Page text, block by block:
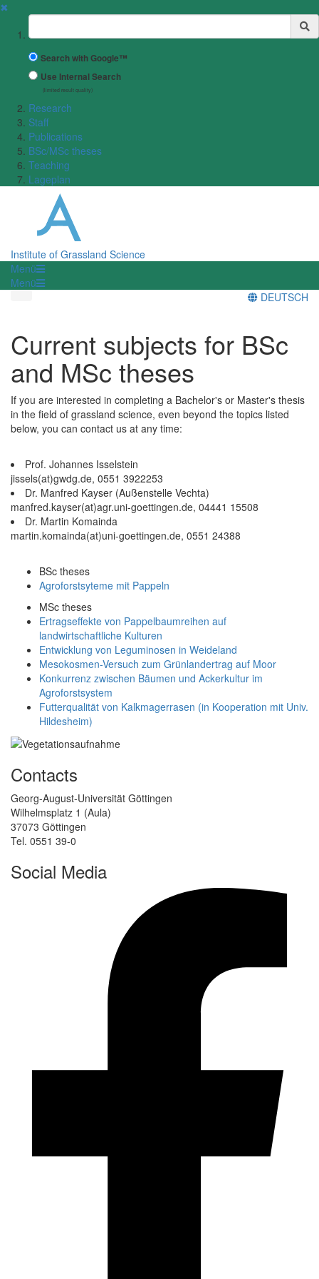
✖
Suchbegriff
Search with Google™
Use Internal Search
(limited result quality)
Research
Staff
Publications
BSc/MSc theses
Teaching
Lageplan
Institute of Grassland Science
Menü
Menü
DEUTSCH
Current subjects for BSc
and MSc theses
If you are interested in completing a Bachelor's or Master's thesis
in the field of grassland science, even beyond the topics listed
below, you can contact us at any time:
Prof. Johannes Isselstein
jissels(at)gwdg.de, 0551 3922253
Dr. Manfred Kayser (Außenstelle Vechta)
manfred.kayser(at)agr.uni-goettingen.de, 04441 15508
Dr. Martin Komainda
martin.komainda(at)uni-goettingen.de, 0551 24388
BSc theses
Agroforstsyteme mit Pappeln
MSc theses
Ertragseffekte von Pappelbaumreihen auf
landwirtschaftliche Kulturen
Entwicklung von Leguminosen in Weideland
Mesokosmen-Versuch zum Grünlandertrag auf Moor
Konkurrenz zwischen Bäumen und Ackerkultur im
Agroforstsystem
Futterqualität von Kalkmagerrasen (in Kooperation mit Univ.
Hildesheim)
Contacts
Georg-August-Universität Göttingen
Wilhelmsplatz 1 (Aula)
37073 Göttingen
Tel. 0551 39-0
Social Media